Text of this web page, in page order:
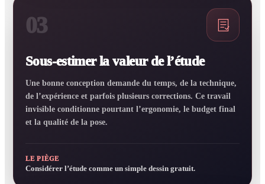
03
Sous-estimer la valeur de l’étude
Une bonne conception demande du temps, de la technique,
de l’expérience et parfois plusieurs corrections. Ce travail
invisible conditionne pourtant l’ergonomie, le budget final
et la qualité de la pose.
LE PIÈGE
Considérer l’étude comme un simple dessin gratuit.